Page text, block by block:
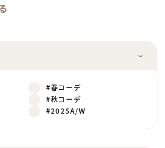
#春コーデ
#秋コーデ
#2025A/W